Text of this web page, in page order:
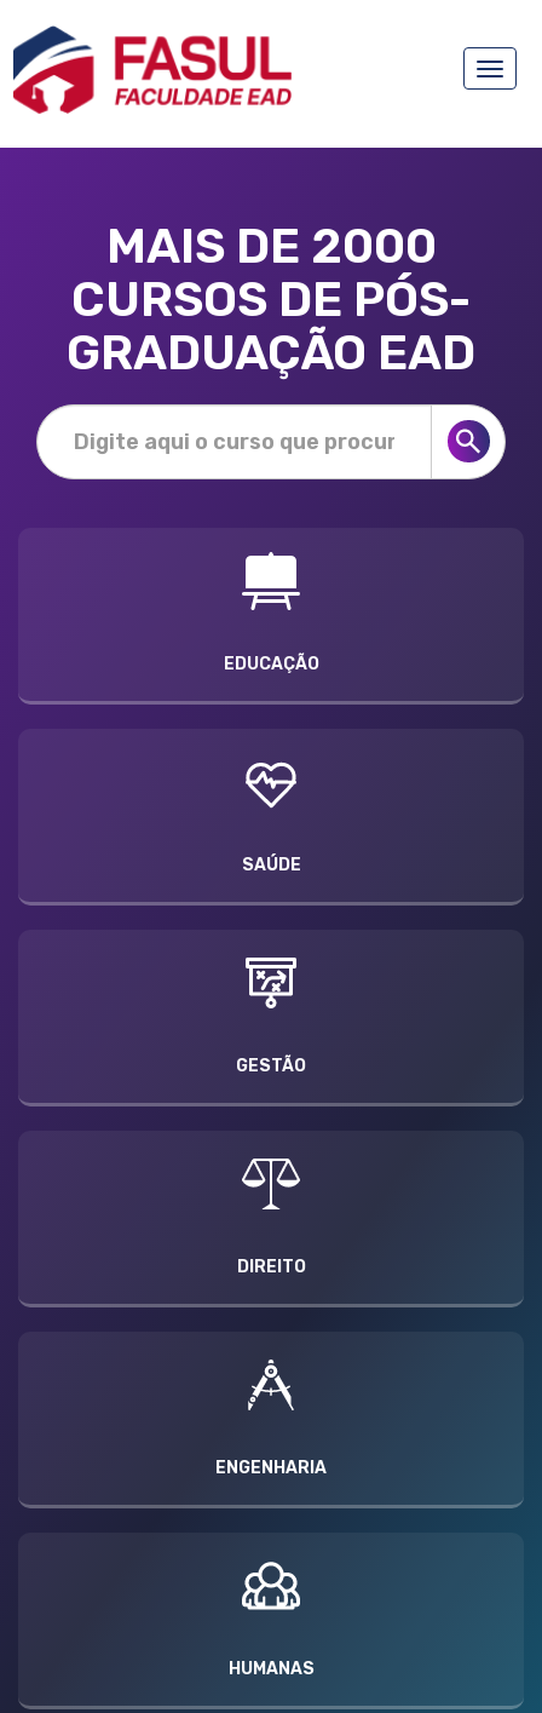
Toggle
MAIS DE 2000
CURSOS DE PÓS-
GRADUAÇÃO EAD
EDUCAÇÃO
SAÚDE
GESTÃO
DIREITO
ENGENHARIA
HUMANAS